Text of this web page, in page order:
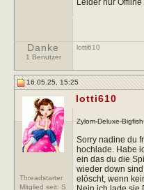
Danke
1 Benutzer
lotti610
16.05.25, 15:25
Threadstarter
Mitglied seit: S
lotti610
Zylom-Deluxe-
Sorry nadine du
hochlade. Habe
ein das du die
wieder down
elöscht, wenn